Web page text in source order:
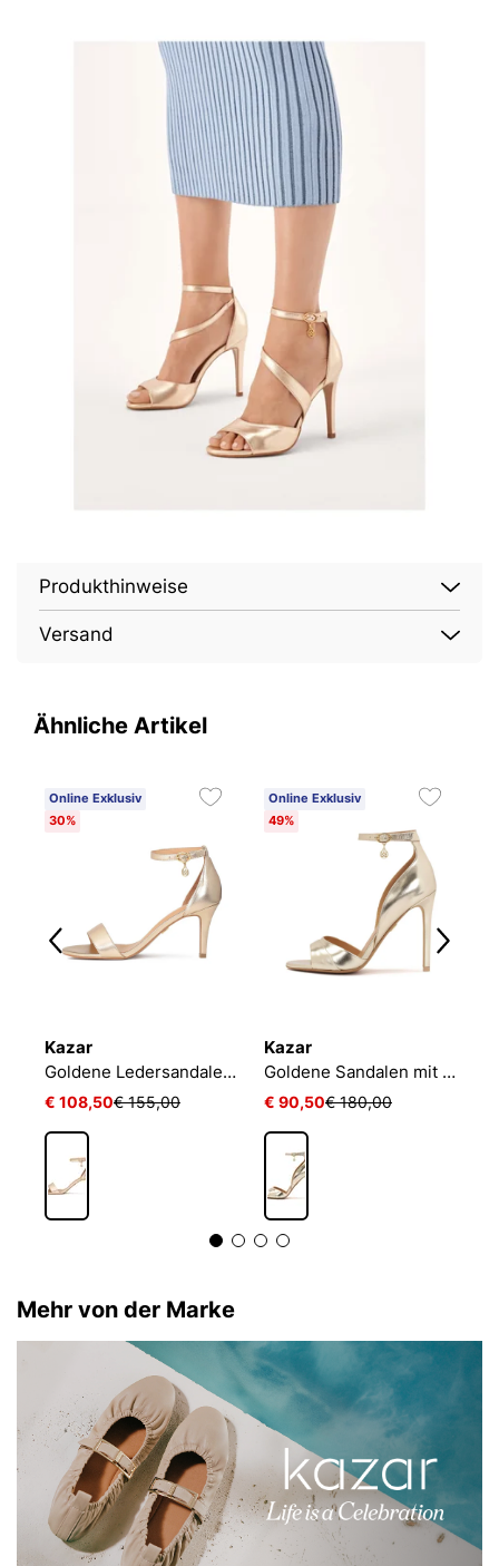
Produkthinweise
Versand
Ähnliche Artikel
Online Exklusiv
30%
Kazar
Goldene Ledersandalen mit bequemem Absatz
€ 108,50€ 155,00
Online Exklusiv
49%
Kazar
Goldene Sandalen mit integriertem Absatz
€ 90,50€ 180,00
Mehr von der Marke